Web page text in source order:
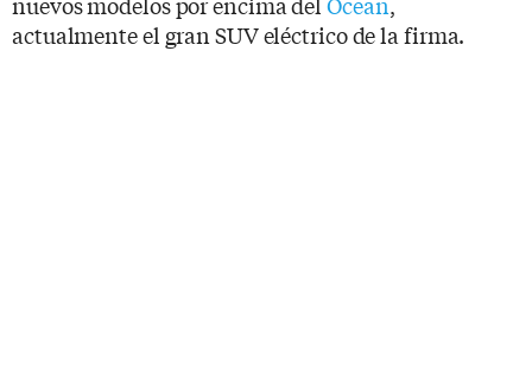
actualmente el gran SUV eléctrico de la firma.